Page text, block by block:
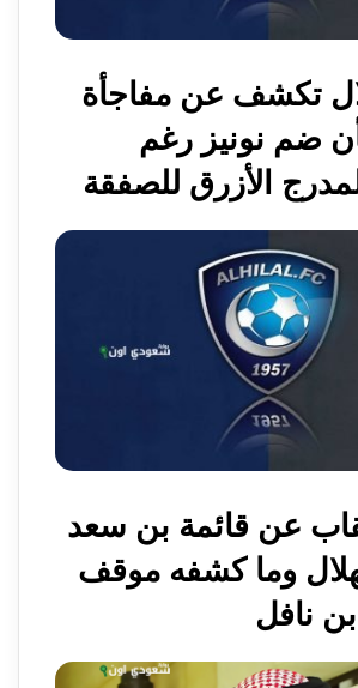
تكشف عن مفاجأة
ضم نونيز رغم
الأزرق للصفقة
عن قائمة بن سعد
وما كشفه موقف
نافل